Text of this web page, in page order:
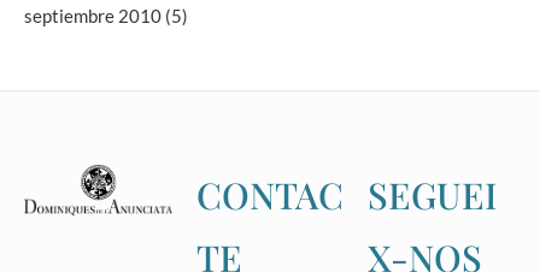
septiembre 2010 (5)
CONTAC
TE
SEGUEI
X-NOS